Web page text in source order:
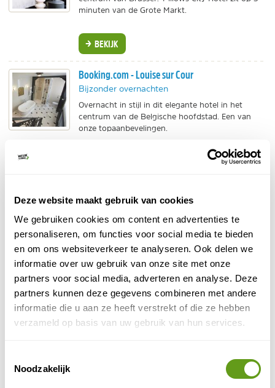
Deze website maakt gebruik van cookies
We gebruiken cookies om content en advertenties te
personaliseren, om functies voor social media te bieden
en om ons websiteverkeer te analyseren. Ook delen we
informatie over uw gebruik van onze site met onze
partners voor social media, adverteren en analyse. Deze
partners kunnen deze gegevens combineren met andere
informatie die u aan ze heeft verstrekt of die ze hebben
verzameld op basis van uw gebruik van hun services.
Noodzakelijk
minuten van de Grote Markt.
BEKIJK
Booking.com - Louise sur Cour
Bijzonder overnachten
Overnacht in stijl in dit elegante hotel in het
centrum van de Belgische hoofdstad. Een van
onze topaanbevelingen.
Individuele reis
Bed and Breakfast in herenhuis in het centrum.
Eigentijds ingericht en heerlijk ontbijt.
BEKIJK
Booking.com - Hotel Amigo 5*
Individuele reis
Markt. Modern ingericht en met een bekroond